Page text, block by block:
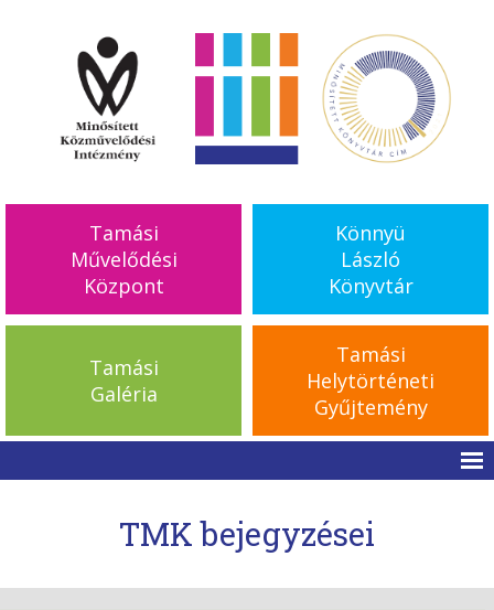
Tamási
Művelődési
Központ
Könnyü
László
Könyvtár
Tamási
Galéria
Tamási
Helytörténeti
Gyűjtemény
TMK bejegyzései